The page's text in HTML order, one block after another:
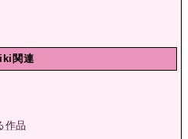
関連
作品